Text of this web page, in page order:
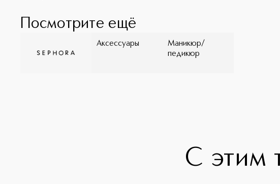
Посмотрите ещё
Аксессуары
Маникюр/
педикюр
С этим